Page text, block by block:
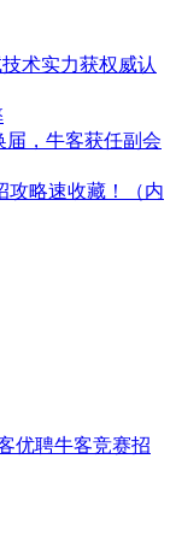
术实力获权威认
，牛客获任副会
攻略速收藏！（内
优聘牛客竞赛招